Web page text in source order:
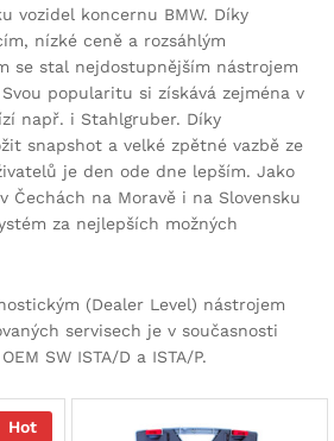
vozidel koncernu BMW. Díky
nízké ceně a rozsáhlým
se stal nejdostupnějším nástrojem
popularitu si získává zejména v
např. i Stahlgruber. Díky
snapshot a velké zpětné vazbě ze
je den ode dne lepším. Jako
Čechách na Moravě i na Slovensku
za nejlepších možných
(Dealer Level) nástrojem
servisech je v současnosti
SW ISTA/D a ISTA/P.
Hot